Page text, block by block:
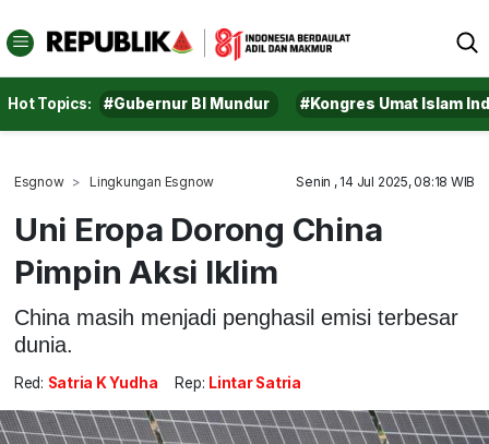
Hot Topics: #Gubernur BI Mundur #Kongres Umat Islam
Esgnow Lingkungan Esgnow Senin , 14 Jul 2025, 08:18 WIB
Uni Eropa Dorong China
Pimpin Aksi Iklim
China masih menjadi penghasil emisi terbesar
dunia.
Red: Satria K Yudha Rep: Lintar Satria